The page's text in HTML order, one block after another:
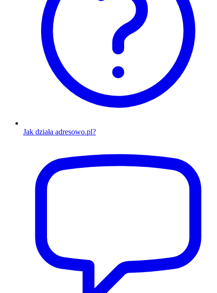
Jak działa adresowo.pl?